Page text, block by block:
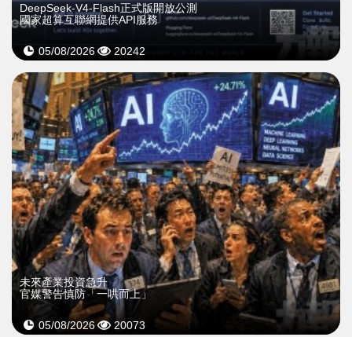
DeepSeek-V4-Flash正式版開放公測
國家超算互聯網提供API服務
05/08/2026 20242
未來產業投資急升
官媒警告慎防「一哄而上」
05/08/2026 20073